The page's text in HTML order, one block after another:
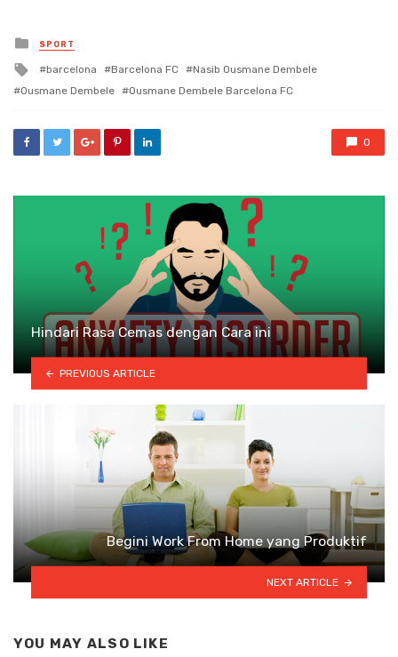
Posted
in
SPORT
Tagged
barcelona Barcelona FC
Nasib Ousmane Dembele
Ousmane Dembele
Ousmane Dembele Barcelona FC
0
Hindari Rasa Cemas dengan Cara ini
PREVIOUS ARTICLE
Begini Work From Home yang Produktif
NEXT ARTICLE
YOU MAY ALSO LIKE